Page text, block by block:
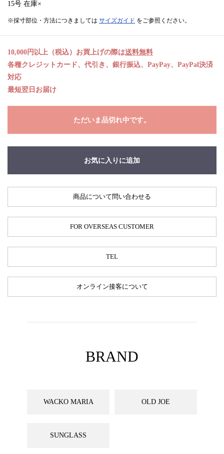
15号 在庫×
※採寸部位・方法につきましては サイズガイド をご参照ください。
10,000円以上（税込）お買上げの際は送料無料
各種クレジットカード、代引き、銀行振込、PayPay、PayPal決済
対応
最短翌日お届け
ただいま品切れ中です。
お気に入りに追加
商品について問い合わせる
FOR OVERSEAS CUSTOMER
TEL
オンライン接客について
BRAND
WACKO MARIA OLD JOE
SUNGLASS